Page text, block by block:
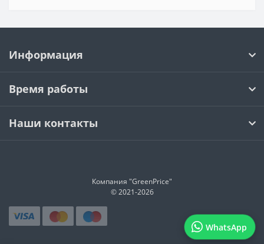
WhatsApp
Информация
Время работы
Наши контакты
Компания "GreenPrice"
© 2021-2026